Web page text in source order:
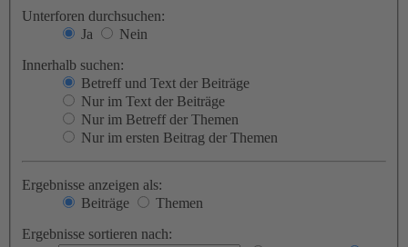
Unterforen durchsuchen:
Ja
Nein
Innerhalb suchen:
Betreff und Text der Beiträge
Nur im Text der Beiträge
Nur im Betreff der Themen
Nur im ersten Beitrag der Themen
Ergebnisse anzeigen als:
Beiträge
Themen
Ergebnisse sortieren nach: